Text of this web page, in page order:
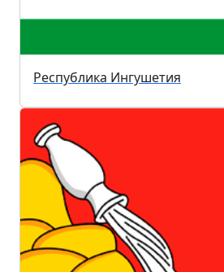
Республика Ингушетия